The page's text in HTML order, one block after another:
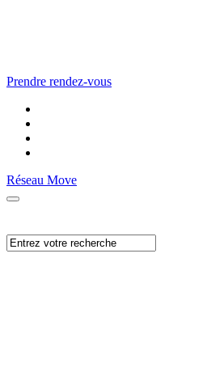
Prendre rendez-vous
Réseau Move